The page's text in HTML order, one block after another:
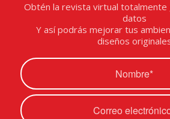
Obtén la revista virtual totalmente
datos
Y así podrás mejorar tus
diseños